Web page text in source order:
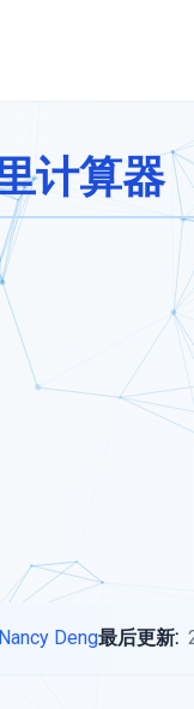
计算器
Nancy Deng最后更新: